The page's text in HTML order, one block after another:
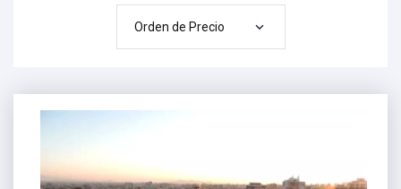
Orden de Precio